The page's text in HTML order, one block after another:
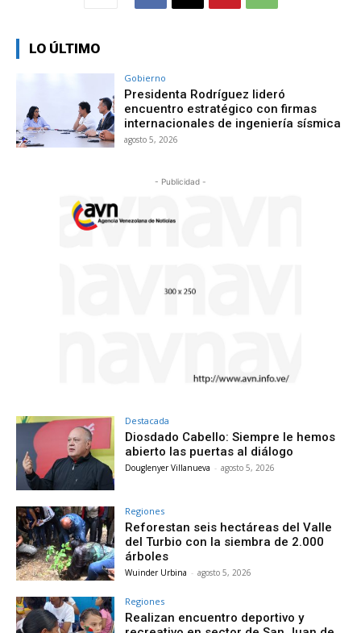
LO ÚLTIMO
Gobierno
Presidenta Rodríguez lideró
encuentro estratégico con firmas
internacionales de ingeniería sísmica
agosto 5, 2026
- Publicidad -
Destacada
Diosdado Cabello: Siempre le hemos
abierto las puertas al diálogo
Douglenyer Villanueva - agosto 5, 2026
Regiones
Reforestan seis hectáreas del Valle
del Turbio con la siembra de 2.000
árboles
Wuinder Urbina - agosto 5, 2026
Regiones
Realizan encuentro deportivo y